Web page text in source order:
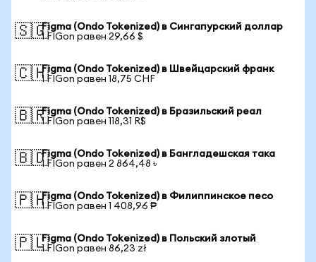
🇸🇬Figma (Ondo Tokenized) в Сингапурский доллар
1 FIGon равен 29,66 $
🇨🇭Figma (Ondo Tokenized) в Швейцарский франк
1 FIGon равен 18,75 CHF
🇧🇷Figma (Ondo Tokenized) в Бразильский реал
1 FIGon равен 118,31 R$
🇧🇩Figma (Ondo Tokenized) в Бангладешская така
1 FIGon равен 2 864,48 ৳
🇵🇭Figma (Ondo Tokenized) в Филиппинское песо
1 FIGon равен 1 408,96 ₱
🇵🇱Figma (Ondo Tokenized) в Польский злотый
1 FIGon равен 86,23 zł